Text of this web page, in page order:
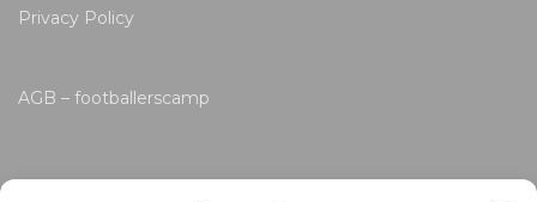
Privacy Policy
AGB – footballerscamp